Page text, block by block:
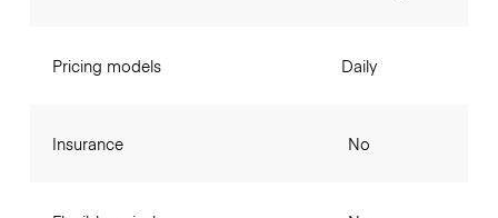
Pricing models
Insurance
Daily
No